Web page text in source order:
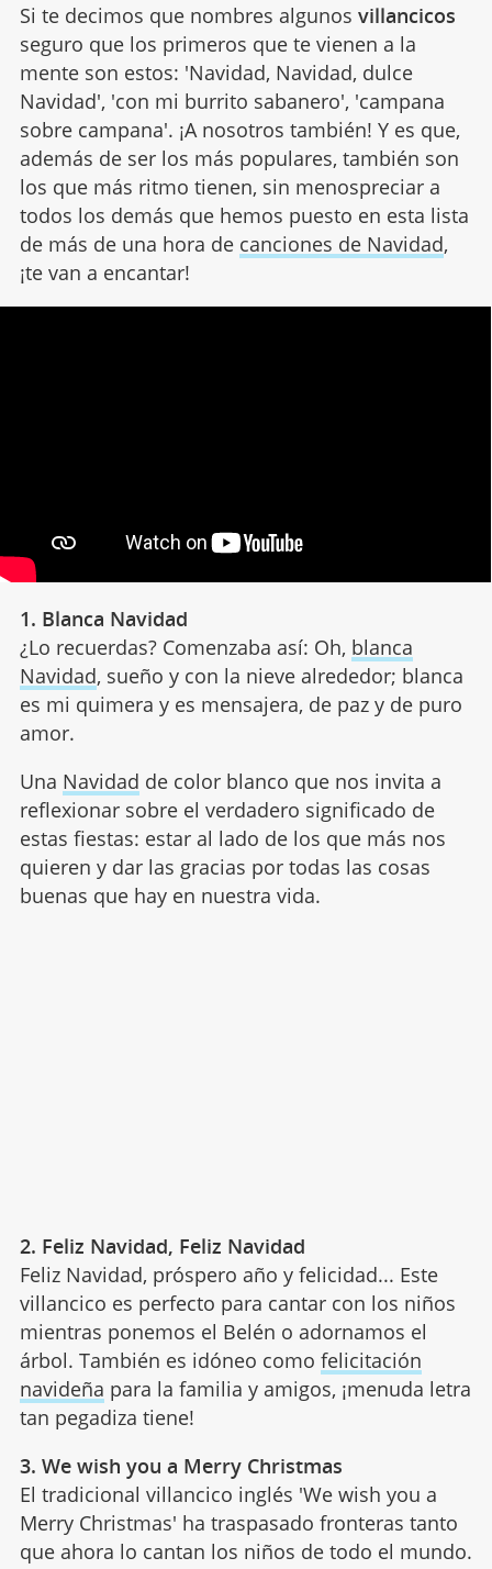
Si te decimos que nombres algunos villancicos
seguro que los primeros que te vienen a la
mente son estos: 'Navidad, Navidad, dulce
Navidad', 'con mi burrito sabanero', 'campana
sobre campana'. ¡A nosotros también! Y es que,
además de ser los más populares, también son
los que más ritmo tienen, sin menospreciar a
todos los demás que hemos puesto en esta lista
de más de una hora de canciones de Navidad,
¡te van a encantar!
1. Blanca Navidad
¿Lo recuerdas? Comenzaba así: Oh, blanca
Navidad, sueño y con la nieve alrededor; blanca
es mi quimera y es mensajera, de paz y de puro
amor.
Una Navidad de color blanco que nos invita a
reflexionar sobre el verdadero significado de
estas fiestas: estar al lado de los que más nos
quieren y dar las gracias por todas las cosas
buenas que hay en nuestra vida.
2. Feliz Navidad, Feliz Navidad
Feliz Navidad, próspero año y felicidad... Este
villancico es perfecto para cantar con los niños
mientras ponemos el Belén o adornamos el
árbol. También es idóneo como felicitación
navideña para la familia y amigos, ¡menuda letra
tan pegadiza tiene!
3. We wish you a Merry Christmas
El tradicional villancico inglés 'We wish you a
Merry Christmas' ha traspasado fronteras tanto
que ahora lo cantan los niños de todo el mundo.